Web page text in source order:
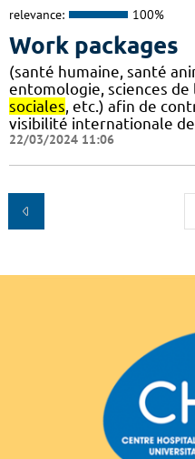
relevance: 100%
Work packages
(santé humaine, santé
entomologie, sciences
sociales , etc.) afin de
visibilité internationale
22/03/2024 11:06